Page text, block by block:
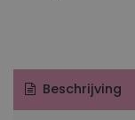
Beschrijving